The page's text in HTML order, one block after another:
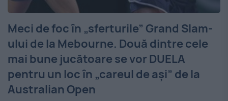
Meci de foc în „sferturile” Grand Slam-
ului de la Mebourne. Două dintre cele
mai bune jucătoare se vor DUELA
pentru un loc în „careul de ași” de la
Australian Open